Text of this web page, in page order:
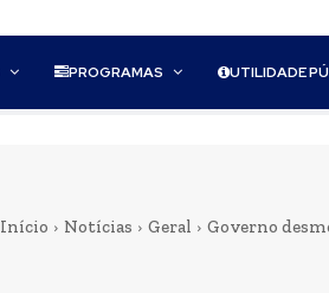
PROGRAMAS UTILIDADE
Início Notícias Geral Governo